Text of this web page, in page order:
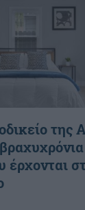
της
έρχονται